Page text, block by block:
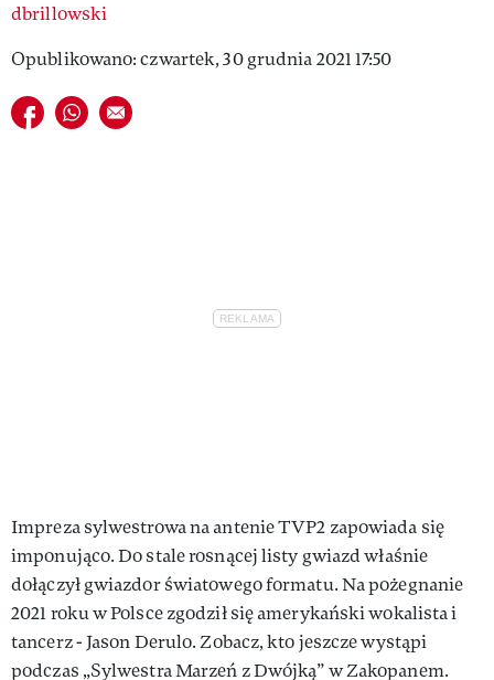
MAGAZYN VIVA!
dbrillowski
Opublikowano: czwartek, 30 grudnia 2021 17:50
Udostępnij na facebook
Udostępnij na whatsapp
E-mail do przyjaciela
Impreza sylwestrowa na antenie TVP2 zapowiada się
imponująco. Do stale rosnącej listy gwiazd właśnie
dołączył gwiazdor światowego formatu. Na pożegnanie
2021 roku w Polsce zgodził się amerykański wokalista i
tancerz - Jason Derulo. Zobacz, kto jeszcze wystąpi
podczas „Sylwestra Marzeń z Dwójką” w Zakopanem.